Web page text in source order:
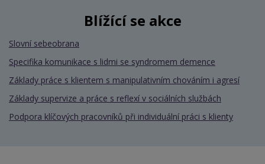
Blížící se akce
Slovní sebeobrana
Specifika komunikace s lidmi se syndromem demence
Základy práce s klientem s manipulativním chováním i agresí
Základy supervize a práce s reflexí v sociálních službách
Podpora klíčových pracovníků při individuální práci s klienty